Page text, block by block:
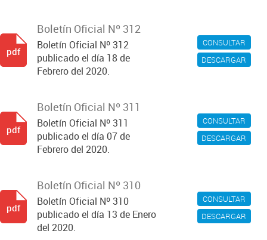
CONSULTAR
DESCARGAR
Boletín Oficial Nº 312
Boletín Oficial Nº 312
publicado el día 18 de
Febrero del 2020.
pdf
CONSULTAR
DESCARGAR
Boletín Oficial Nº 311
Boletín Oficial Nº 311
publicado el día 07 de
Febrero del 2020.
pdf
CONSULTAR
DESCARGAR
Boletín Oficial Nº 310
Boletín Oficial Nº 310
publicado el día 13 de Enero
del 2020.
pdf